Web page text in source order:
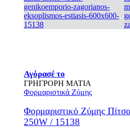
Αγόρασέ το
ΓΡΗΓΡΟΡΗ ΜΑΤΙΑ
Φορμαριστικά Ζύμης
Φορμαριστικό Ζύμης
250W / 15138